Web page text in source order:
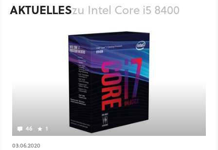
AKTUELLESzu Intel Core i5 8400
46 1
03.06.2020